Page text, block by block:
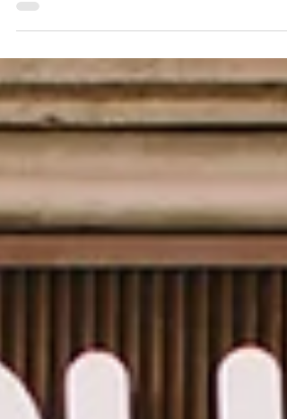
para regalar y conquistar. Foie, salmón, jamón ibé